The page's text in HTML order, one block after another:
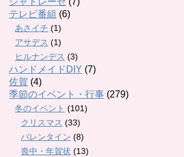
テレビ番組 (6)
あさイチ (1)
アサデス (1)
ヒルナンデス (3)
ハンドメイドDIY (7)
佐賀 (4)
季節のイベント・行事 (279)
冬のイベント (101)
クリスマス (33)
バレンタイン (8)
喪中・年賀状 (13)